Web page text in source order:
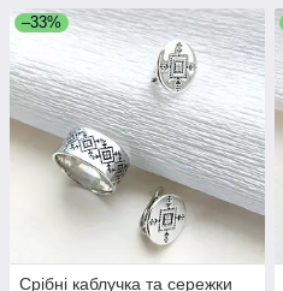
–33%
Срібні каблучка та сережки